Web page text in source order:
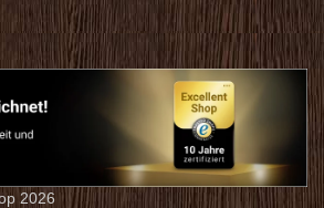
2026